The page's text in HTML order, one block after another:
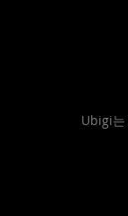
Ubigi는